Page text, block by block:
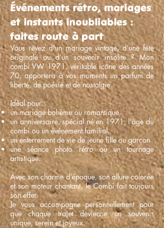
Événements rétro, mariages
et instants inoubliables :
faites route à part
Vous rêvez d’un mariage vintage, d’une fête
originale ou d’un souvenir insolite ? Mon
combi VW 1971, véritable icône des années
70, apportera à vos moments un parfum de
liberté, de poésie et de nostalgie.
Idéal pour :
un mariage bohème ou romantique,
un anniversaire, spécial né en 1971, l'âge du
combi ou un événement familial,
un enterrement de vie de jeune fille ou garçon
une séance photo rétro ou un tournage
artistique.
Avec son charme d’époque, son allure colorée
et son moteur chantant, le Combi fait toujours
son effet.
Je vous accompagne personnellement pour
que chaque trajet devienne un souvenir
unique, serein et joyeux.